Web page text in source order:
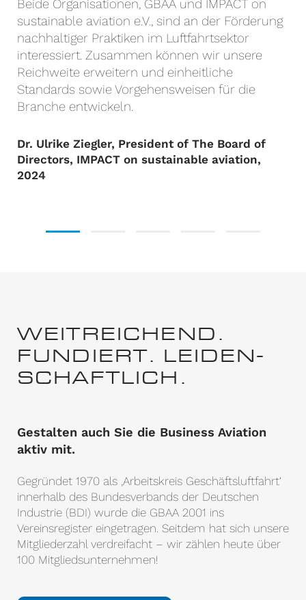
Beide Organisationen, GBAA und IMPACT on
sustainable aviation e.V., sind an der Förderung
nachhaltiger Praktiken im Luftfahrtsektor
interessiert. Zusammen können wir unsere
Reichweite erweitern und einheitliche
Standards sowie Vorgehensweisen für die
Branche entwickeln.
Dr. Ulrike Ziegler, President of The Board of
Directors, IMPACT on sustainable aviation,
2024
WEITREICHEND.
FUNDIERT. LEIDEN­
SCHAFTLICH.
Gestalten auch Sie die Business Aviation
aktiv mit.
Gegründet 1970 als ‚Arbeitskreis Geschäftsluftfahrt‘
innerhalb des Bundesverbands der Deutschen
Industrie (BDI) wurde die GBAA 2001 ins
Vereinsregister eingetragen. Seitdem hat sich unsere
Mitgliederzahl verdreifacht – wir zählen heute über
100 Mitgliedsunternehmen!